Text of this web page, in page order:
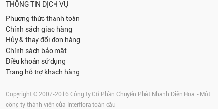
THÔNG TIN DỊCH VỤ
Phương thức thanh toán
Chính sách giao hàng
Hủy & thay đổi đơn hàng
Chính sách bảo mật
Điều khoản sử dụng
Trang hỗ trợ khách hàng
Copyright © 2007-2016 Công ty Cổ Phần Chuyển Phát Nhanh Điện Hoa - Một
công ty thành viên của Interflora toàn cầu